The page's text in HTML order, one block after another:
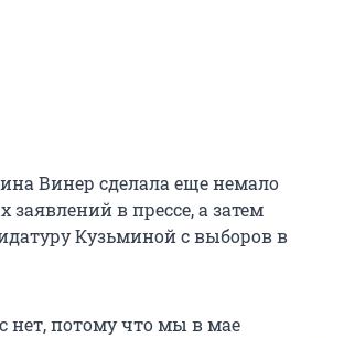
Винер сделала еще немало
заявлений в прессе, а затем
Кузьминой с выборов в
нет, потому что мы в мае